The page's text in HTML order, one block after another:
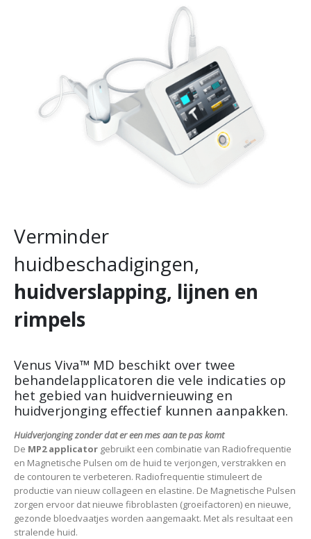
Verminder
huidbeschadigingen,
huidverslapping, lijnen en
rimpels
Venus Viva™ MD beschikt over twee
behandelapplicatoren die vele indicaties op
het gebied van huidvernieuwing en
huidverjonging effectief kunnen aanpakken.
Huidverjonging zonder dat er een mes aan te pas komt
De MP2 applicator gebruikt een combinatie van Radiofrequentie
en Magnetische Pulsen om de huid te verjongen, verstrakken en
de contouren te verbeteren. Radiofrequentie stimuleert de
productie van nieuw collageen en elastine. De Magnetische Pulsen
zorgen ervoor dat nieuwe fibroblasten (groeifactoren) en nieuwe,
gezonde bloedvaatjes worden aangemaakt. Met als resultaat een
stralende huid.